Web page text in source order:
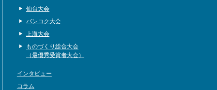
仙台大会
バンコク大会
上海大会
ものづくり総合大会
（最優秀受賞者大会）
インタビュー
コラム